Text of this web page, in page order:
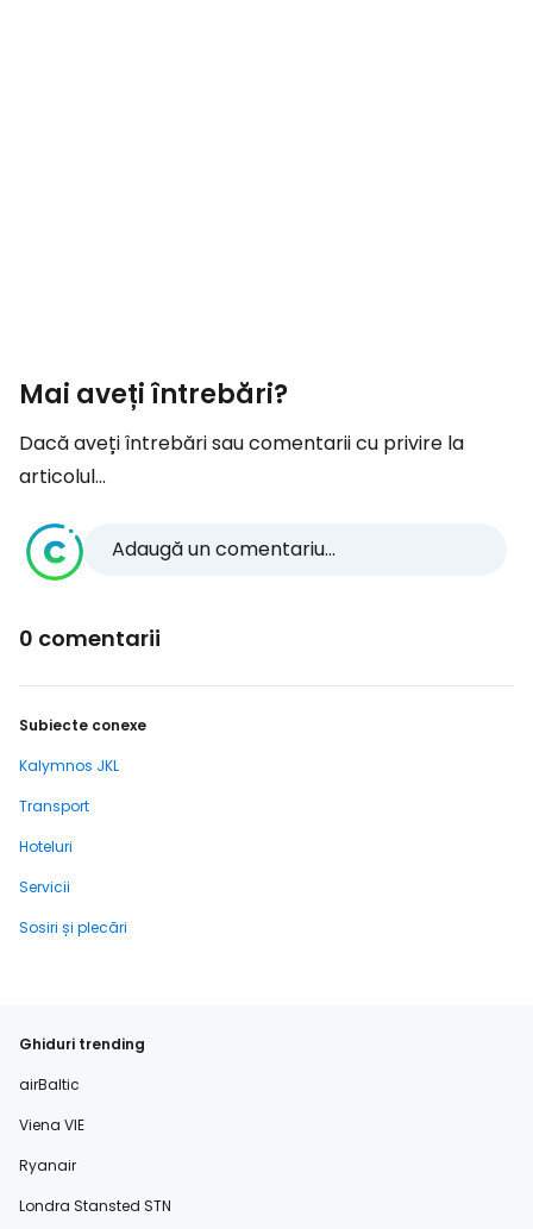
Mai aveți întrebări?
Dacă aveți întrebări sau comentarii cu privire la
articolul...
Adaugă un comentariu...
0 comentarii
Subiecte conexe
Kalymnos JKL
Transport
Hoteluri
Servicii
Sosiri și plecări
Ghiduri trending
airBaltic
Viena VIE
Ryanair
Londra Stansted STN